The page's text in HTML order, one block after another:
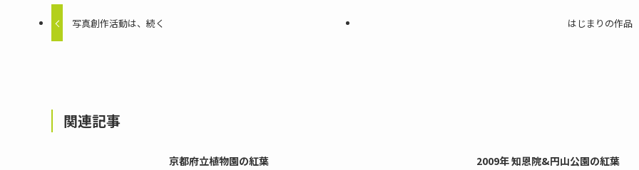
写真創作活動は、続く はじまりの作品
関連記事
京都府立植物園の紅葉 2009年 知恩院&円山公園の紅葉